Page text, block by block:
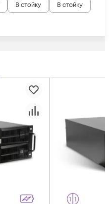
В стойку
В стойку